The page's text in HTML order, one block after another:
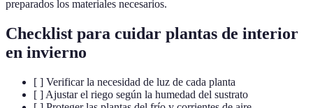
preparados los materiales necesarios.
Checklist para cuidar plantas de interior
en invierno
[ ] Verificar la necesidad de luz de cada planta
[ ] Ajustar el riego según la humedad del sustrato